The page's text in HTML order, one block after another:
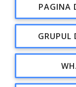
PAGINA
GRUPUL